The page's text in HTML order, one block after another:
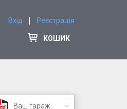
Вхід Реєстрація
КОШИК
Ваш гараж